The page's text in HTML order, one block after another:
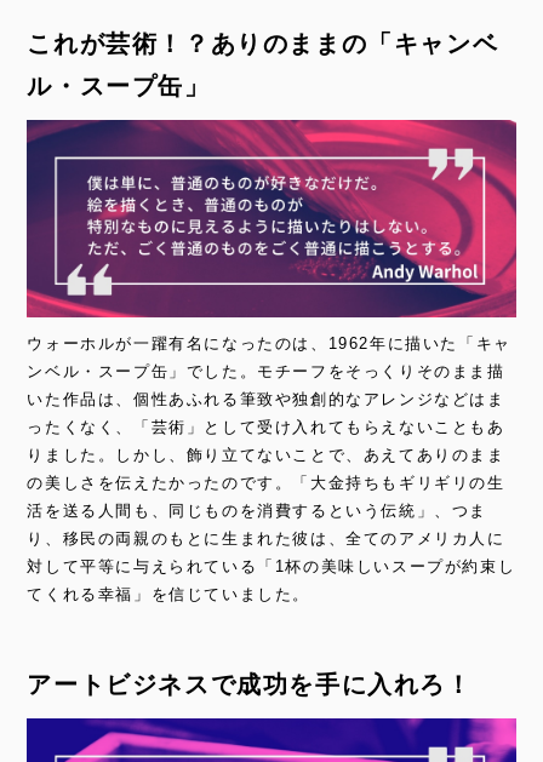
これが芸術！？ありのままの「キャンベ
ル・スープ缶」
ウォーホルが一躍有名になったのは、1962年に描いた「キャ
ンベル・スープ缶」でした。モチーフをそっくりそのまま描
いた作品は、個性あふれる筆致や独創的なアレンジなどはま
ったくなく、「芸術」として受け入れてもらえないこともあ
りました。しかし、飾り立てないことで、あえてありのまま
の美しさを伝えたかったのです。「大金持ちもギリギリの生
活を送る人間も、同じものを消費するという伝統」、つま
り、移民の両親のもとに生まれた彼は、全てのアメリカ人に
対して平等に与えられている「1杯の美味しいスープが約束し
てくれる幸福」を信じていました。
アートビジネスで成功を手に入れろ！